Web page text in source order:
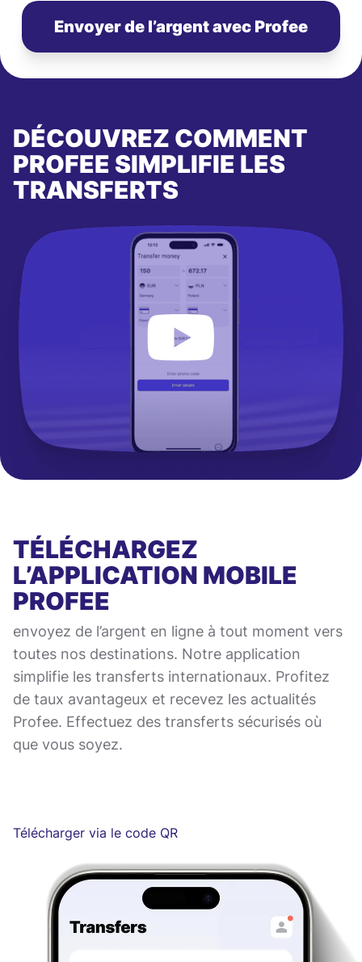
Envoyer de l’argent avec Profee
DÉCOUVREZ COMMENT
PROFEE SIMPLIFIE LES
TRANSFERTS
TÉLÉCHARGEZ
L’APPLICATION MOBILE
PROFEE
envoyez de l’argent en ligne à tout moment vers
toutes nos destinations. Notre application
simplifie les transferts internationaux. Profitez
de taux avantageux et recevez les actualités
Profee. Effectuez des transferts sécurisés où
que vous soyez.
Télécharger via le code QR